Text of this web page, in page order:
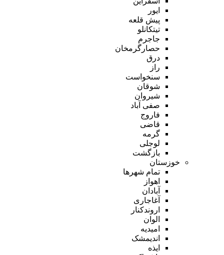
ایور
پیش قلعه
تیتکانلو
جاجرم
حصارگرمخان
درق
راز
سنخواست
شوقان
شیروان
صفی آباد
فاروج
قاضی
گرمه
لوجلی
بازگشت
خوزستان
تمام شهر‌ها
اهواز
آبادان
آغاجاری
اروندکنار
الوان
امیدیه
اندیمشک
ایذه